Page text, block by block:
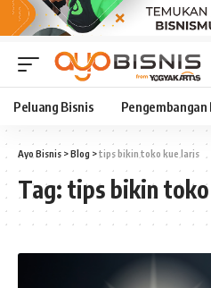
Peluang Bisnis Pengembangan
Ayo Bisnis >Blog >tips bikin toko kue laris
Tag: tips bikin